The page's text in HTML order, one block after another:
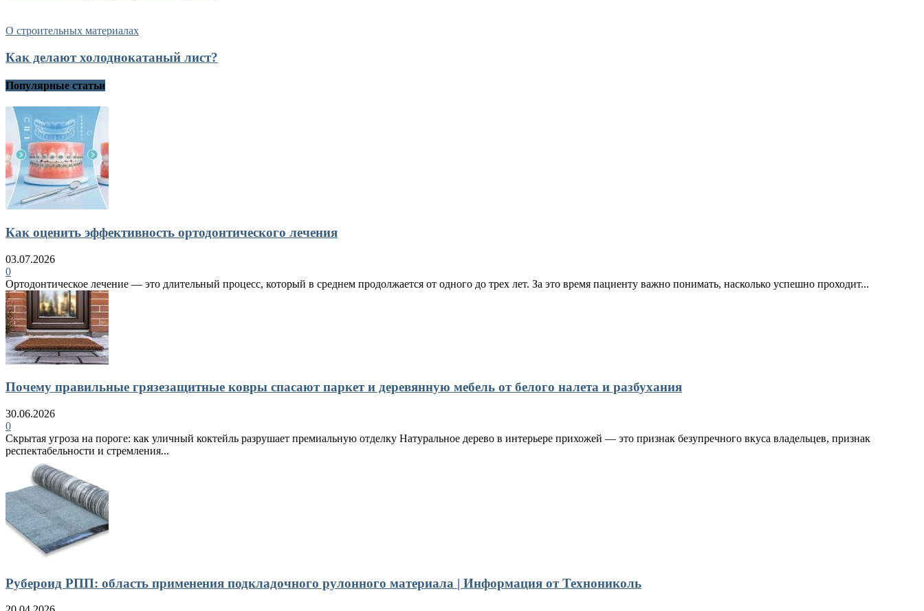
О строительных материалах
Как делают холоднокатаный лист?
Популярные статьи
Как оценить эффективность ортодонтического лечения
03.07.2026
0
Ортодонтическое лечение — это длительный процесс, который в среднем продолжается от одного до трех лет. За это время пациенту важно понимать, насколько успешно проходит...
Почему правильные грязезащитные ковры спасают паркет и деревянную мебель от белого налета и разбухания
30.06.2026
0
Скрытая угроза на пороге: как уличный коктейль разрушает премиальную отделку Натуральное дерево в интерьере прихожей — это признак безупречного вкуса владельцев, признак
респектабельности и стремления...
Рубероид РПП: область применения подкладочного рулонного материала | Информация от Технониколь